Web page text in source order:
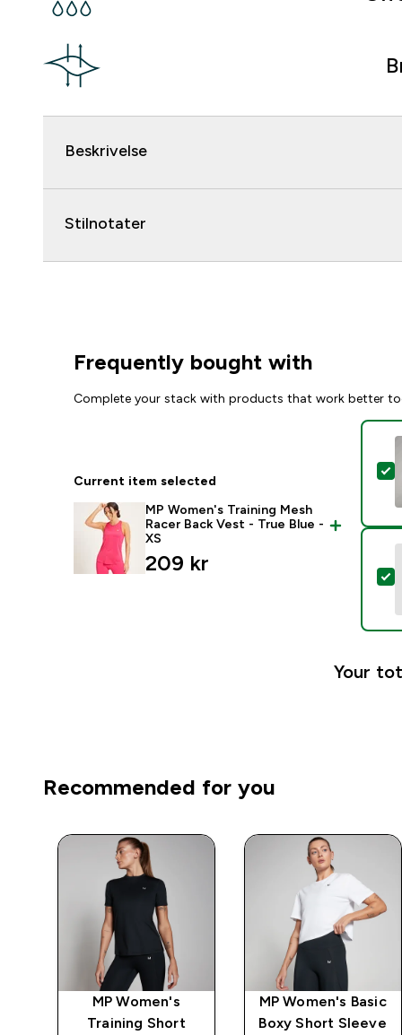
Beskrivelse
Stilnotater
Frequently bought with
Complete your stack with products that work better
Current item selected
MP Women's Training Mesh
Racer Back Vest - True Blue -
XS
209 kr‎
Your
Recommended for you
MP Women's
Training Short
MP Women's Basic
Boxy Short Sleeve